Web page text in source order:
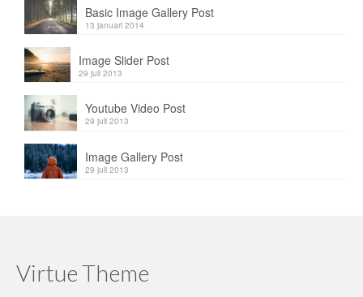
Basic Image Gallery Post
13 januari 2014
Image Slider Post
29 juli 2013
Youtube Video Post
29 juli 2013
Image Gallery Post
29 juli 2013
Virtue Theme